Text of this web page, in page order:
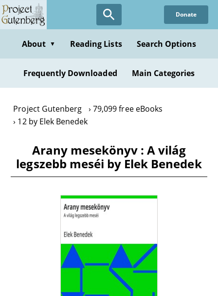
Skip
to
content
Donate
About ▼ Reading Lists Search Options
Frequently Downloaded Main Categories
Project Gutenberg
79,099 free eBooks
12 by Elek Benedek
Arany mesekönyv : A világ
legszebb meséi by Elek Benedek